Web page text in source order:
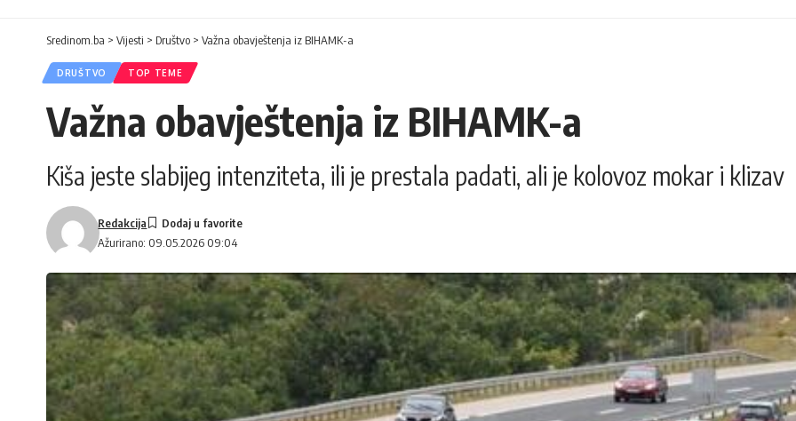
Sredinom.ba > Vijesti > Društvo > Važna obavještenja iz BIHAMK-a
DRUŠTVO TOP TEME
Važna obavještenja iz BIHAMK-a
Kiša jeste slabijeg intenziteta, ili je prestala padati, ali je kolovoz mokar i klizav
Ažurirano: 09.05.2026 09:04
Redakcija